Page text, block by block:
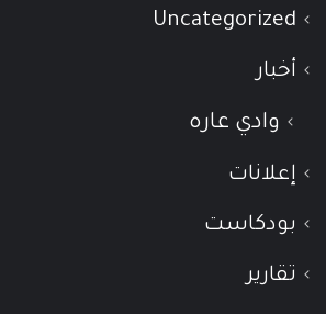
Uncategorized
أخبار
وادي عاره
إعلانات
بودكاست
تقارير